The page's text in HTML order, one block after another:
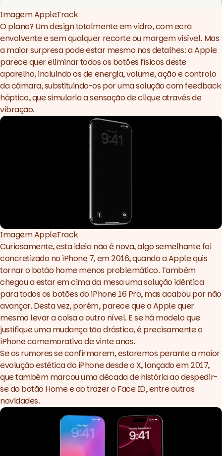
Imagem AppleTrack
O plano? Um design totalmente em vidro, com ecrã
envolvente e sem qualquer recorte ou margem visível. Mas
a maior surpresa pode estar mesmo nos detalhes: a Apple
parece quer eliminar todos os botões físicos deste
aparelho, incluindo os de energia, volume, ação e controlo
da câmara, substituindo-os por uma solução com feedback
háptico, que simularia a sensação de clique através de
vibração.
Imagem AppleTrack
Curiosamente, esta ideia não é nova, algo semelhante foi
concretizado no iPhone 7, em 2016, quando a Apple quis
tornar o botão home menos problemático. Também
chegou a estar em cima da mesa uma solução idêntica
para todos os botões do iPhone 16 Pro, mas acabou por não
avançar. Desta vez, porém, parece que a Apple quer
mesmo levar a coisa a outro nível. E se há modelo que
justifique uma mudança tão drástica, é precisamente o
iPhone comemorativo de vinte anos.
Se os rumores se confirmarem, estaremos perante a maior
evolução estética do iPhone desde o X, lançado em 2017,
que também marcou uma década de história ao despedir-
se do botão Home e ao trazer o Face ID, entre outras
novidades.